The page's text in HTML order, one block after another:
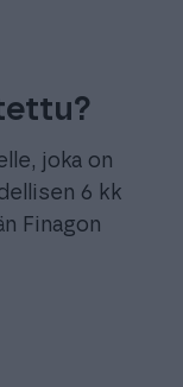
joka on
6 kk
Finagon